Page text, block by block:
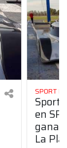
SPORT
Sport
en
La